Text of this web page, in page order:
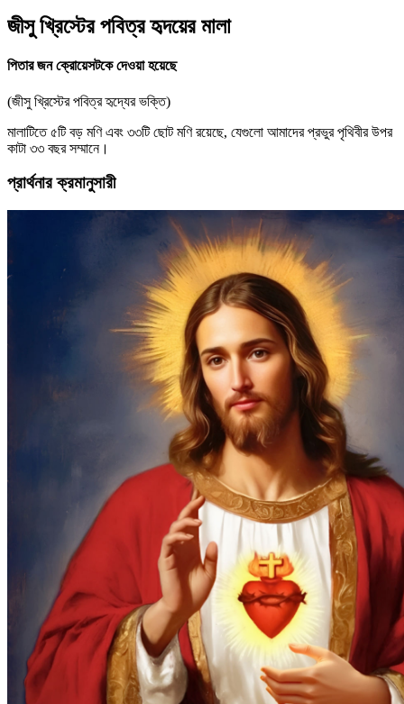
জীসু খ্রিস্টের পবিত্র হৃদয়ের মালা
পিতার জন ক্রোয়েসটকে দেওয়া হয়েছে
(জীসু খ্রিস্টের পবিত্র হৃদ্যের ভক্তি)
মালাটিতে ৫টি বড় মণি এবং ৩৩টি ছোট মণি রয়েছে, যেগুলো আমাদের প্রভুর পৃথিবীর উপর
কাটা ৩৩ বছর সম্মানে।
প্রার্থনার ক্রমানুসারী